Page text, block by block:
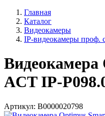
Главная
Каталог
Видеокамеры
IP-видеокамеры проф.
ACT IP-
Артикул: В0000020798